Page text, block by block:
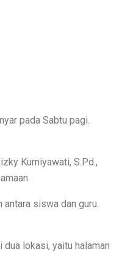
pada Sabtu pagi.
Kurniyawati, S.Pd.,
siswa dan guru.
lokasi, yaitu halaman